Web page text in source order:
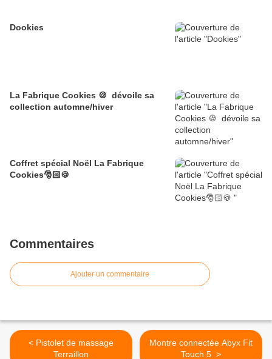
Dookies
La Fabrique Cookies 🍪 dévoile sa
collection automne/hiver
Coffret spécial Noël La Fabrique
Cookies🎅🏻🍪
Commentaires
Ajouter un commentaire
< Pistolet de massage
Terraillon
Montre connectée Abyx Fit
Touch 5 >